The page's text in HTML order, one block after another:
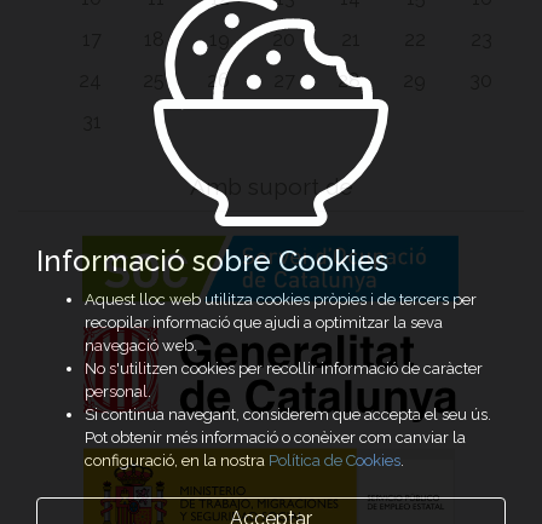
20
26 28
Amb suport de
Informació sobre Cookies
Aquest lloc web utilitza cookies pròpies i de tercers per
recopilar informació que ajudi a optimitzar la seva
navegació web.
No s'utilitzen cookies per recollir informació de caràcter
personal.
Si continua navegant, considerem que accepta el seu ús.
Pot obtenir més informació o conèixer com canviar la
configuració, en la nostra Política de Cookies.
Acceptar